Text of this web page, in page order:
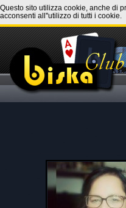
Questo sito utilizza cookie, anche di
acconsenti all''utilizzo di tutti i cookie.